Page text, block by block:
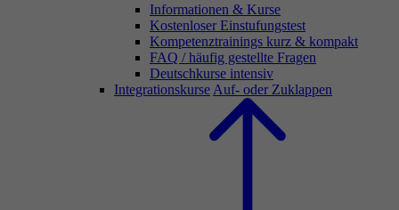
Informationen & Kurse
Kostenloser Einstufungstest
Kompetenztrainings kurz & kompakt
FAQ / häufig gestellte Fragen
Deutschkurse intensiv
Integrationskurse Auf- oder Zuklappen